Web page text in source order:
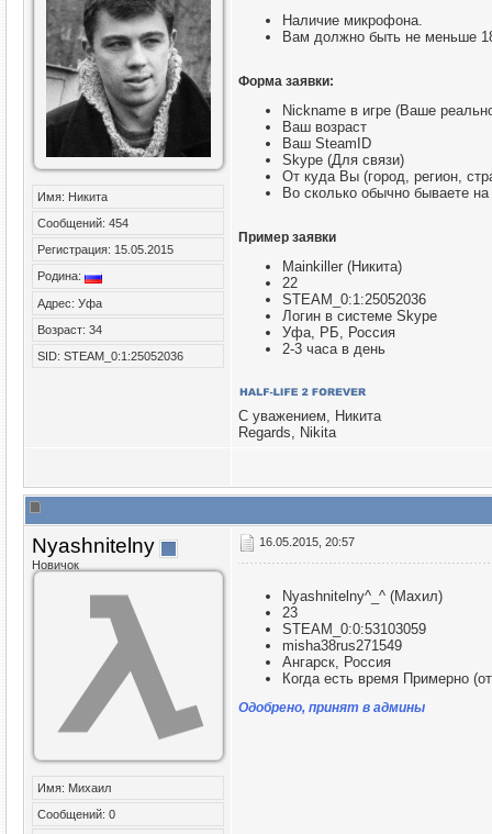
Имя: Никита
Сообщений: 454
Регистрация: 15.05.2015
Родина:
Адрес: Уфа
Возраст: 34
SID: STEAM_0:1:25052036
Наличие микрофона.
Вам должно быть не меньше
Форма заявки:
Nickname в игре (Ваше
Ваш возраст
Ваш SteamID
Skype (Для связи)
От куда Вы (город, регион,
Во сколько обычно бываете
Пример заявки
Mainkiller (Никита)
22
STEAM_0:1:25052036
Логин в системе Skype
Уфа, РБ, Россия
2-3 часа в день
С уважением, Никита
Regards, Nikita
Nyashnitelny
Новичок
Имя: Михаил
Сообщений: 0
16.05.2015, 20:57
Nyashnitelny^_^ (Махил)
23
STEAM_0:0:53103059
misha38rus271549
Ангарск, Россия
Когда есть время Примерно
Одобрено, принят в админы